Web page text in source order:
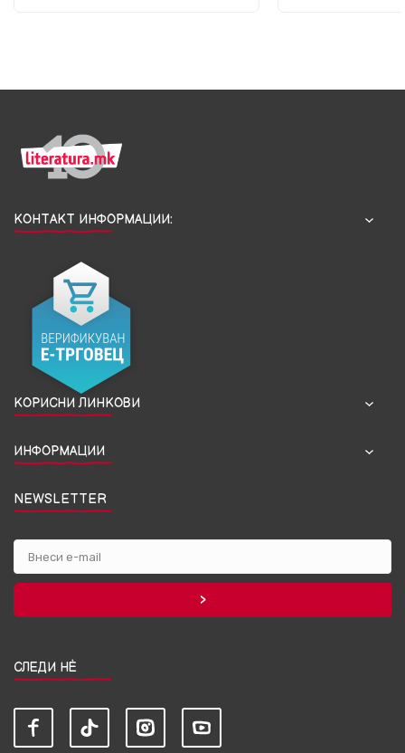
КОНТАКТ ИНФОРМАЦИИ:
КОРИСНИ ЛИНКОВИ
ИНФОРМАЦИИ
NEWSLETTER
СЛЕДИ НЀ